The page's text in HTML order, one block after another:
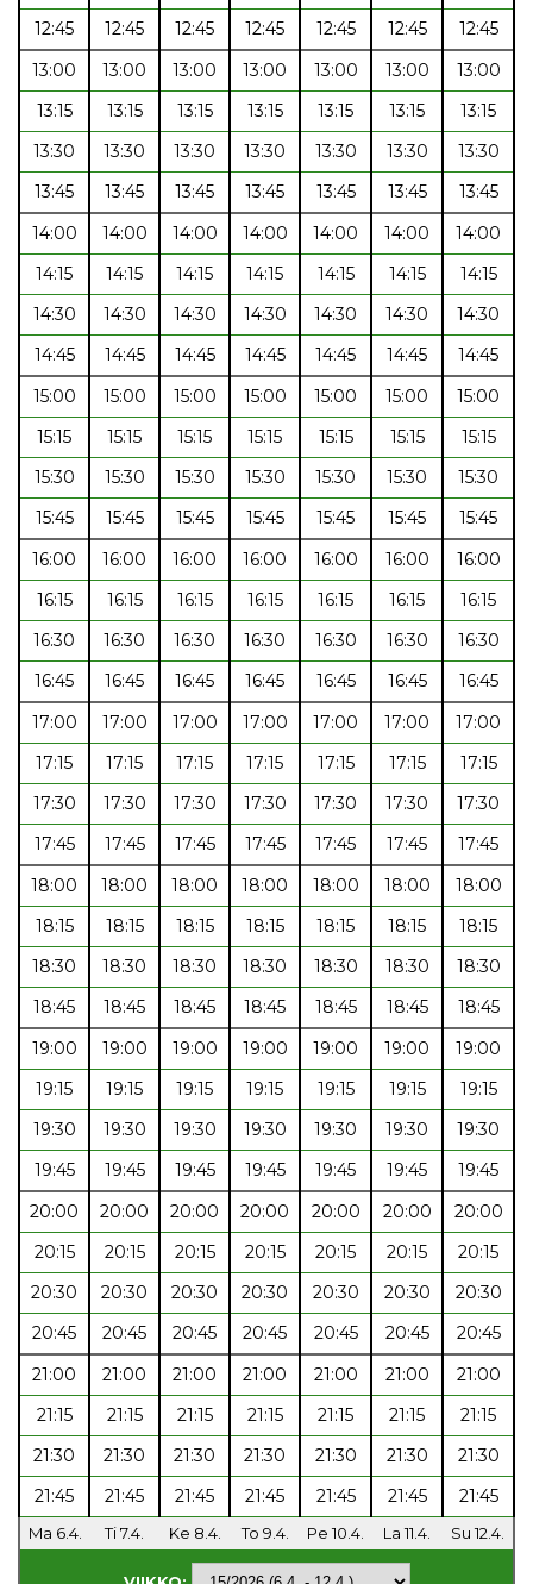
12:45
12:45 12:45 12:45 12:45 12:45
12:45
13:00
13:00 13:00 13:00 13:00 13:00
13:00
13:15
13:15 13:15 13:15 13:15 13:15
13:15
13:30
13:30 13:30 13:30 13:30 13:30
13:30
13:45
13:45 13:45 13:45 13:45 13:45
13:45
14:00
14:00 14:00 14:00 14:00 14:00
14:00
14:15
14:15 14:15 14:15 14:15 14:15
14:15
14:30
14:30 14:30 14:30 14:30 14:30
14:30
14:45
14:45 14:45 14:45 14:45 14:45
14:45
15:00
15:00 15:00 15:00 15:00 15:00
15:00
15:15
15:15 15:15 15:15 15:15 15:15
15:15
15:30
15:30 15:30 15:30 15:30 15:30
15:30
15:45
15:45 15:45 15:45 15:45 15:45
15:45
16:00
16:00 16:00 16:00 16:00 16:00
16:00
16:15
16:15 16:15 16:15 16:15 16:15
16:15
16:30
16:30 16:30 16:30 16:30 16:30
16:30
16:45
16:45 16:45 16:45 16:45 16:45
16:45
17:00
17:00 17:00 17:00 17:00 17:00
17:00
17:15
17:15 17:15 17:15 17:15 17:15
17:15
17:30
17:30 17:30 17:30 17:30 17:30
17:30
17:45
17:45 17:45 17:45 17:45 17:45
17:45
18:00
18:00 18:00 18:00 18:00 18:00
18:00
18:15
18:15 18:15 18:15 18:15 18:15
18:15
18:30
18:30 18:30 18:30 18:30 18:30
18:30
18:45
18:45 18:45 18:45 18:45 18:45
18:45
19:00
19:00 19:00 19:00 19:00 19:00
19:00
19:15
19:15 19:15 19:15 19:15 19:15
19:15
19:30
19:30 19:30 19:30 19:30 19:30
19:30
19:45
19:45 19:45 19:45 19:45 19:45
19:45
20:00
20:00 20:00 20:00 20:00 20:00
20:00
20:15
20:15 20:15 20:15 20:15 20:15
20:15
20:30
20:30 20:30 20:30 20:30 20:30
20:30
20:45
20:45 20:45 20:45 20:45 20:45
20:45
21:00
21:00 21:00 21:00 21:00 21:00
21:00
21:15
21:15 21:15 21:15 21:15 21:15
21:15
21:30
21:30 21:30 21:30 21:30 21:30
21:30
21:45
21:45 21:45 21:45 21:45 21:45 21:45
Ma 6.4. Ti 7.4. Ke 8.4. To 9.4. Pe 10.4. La 11.4. Su 12.4.